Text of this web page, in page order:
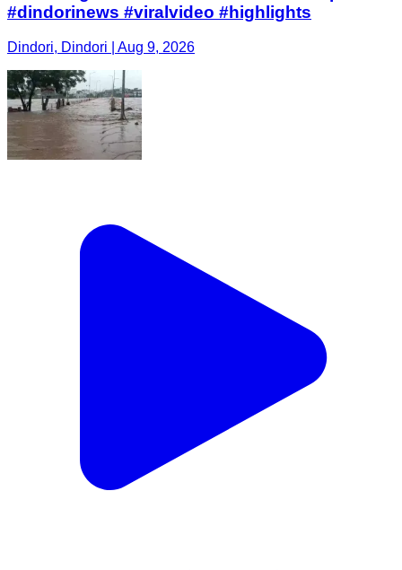
#dindorinews #viralvideo #highlights
Dindori, Dindori | Aug 9, 2026